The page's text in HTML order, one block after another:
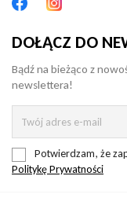
DOŁĄCZ DO
Bądź na bieżąco z
newslettera!
Potwierdzam, że
Politykę Prywatności